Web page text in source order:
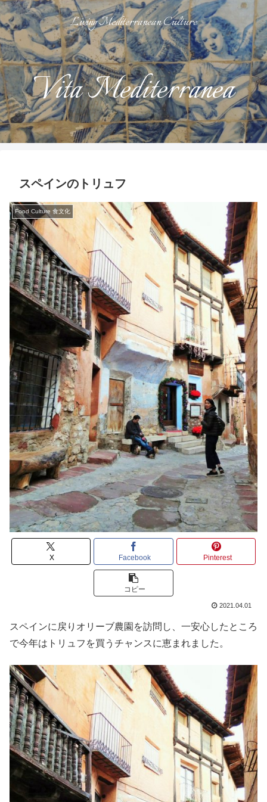
Living Mediterranean Culture
Vita Mediterranea
スペインのトリュフ
Food Culture 食文化
X Facebook Pinterest
コピー
2021.04.01
スペインに戻りオリーブ農園を訪問し、一安心したところ
で今年はトリュフを買うチャンスに恵まれました。